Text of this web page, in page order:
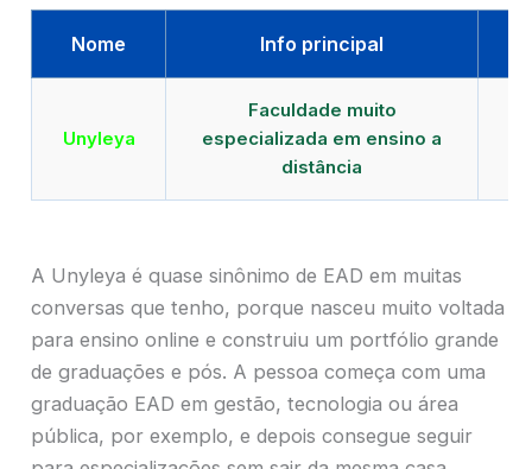
Nome Info principal
Unyleya
Faculdade muito
especializada em ensino a
distância
A Unyleya é quase sinônimo de EAD em muitas
conversas que tenho, porque nasceu muito voltada
para ensino online e construiu um portfólio grande
de graduações e pós. A pessoa começa com uma
graduação EAD em gestão, tecnologia ou área
pública, por exemplo, e depois consegue seguir